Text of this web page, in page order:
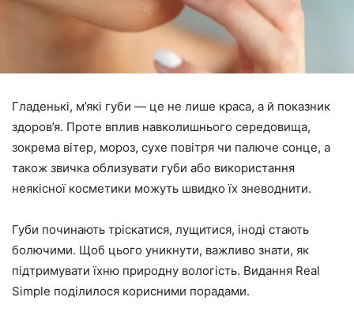
Гладенькі, м’які губи — це не лише краса, а й показник
здоров’я. Проте вплив навколишнього середовища,
зокрема вітер, мороз, сухе повітря чи палюче сонце, а
також звичка облизувати губи або використання
неякісної косметики можуть швидко їх зневоднити.
Губи починають тріскатися, лущитися, іноді стають
болючими. Щоб цього уникнути, важливо знати, як
підтримувати їхню природну вологість. Видання Real
Simple поділилося корисними порадами.